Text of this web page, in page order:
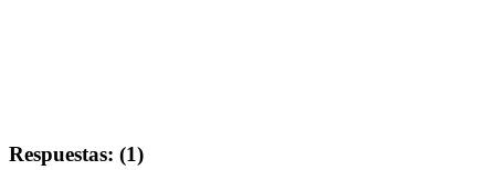
Respuestas: (1)